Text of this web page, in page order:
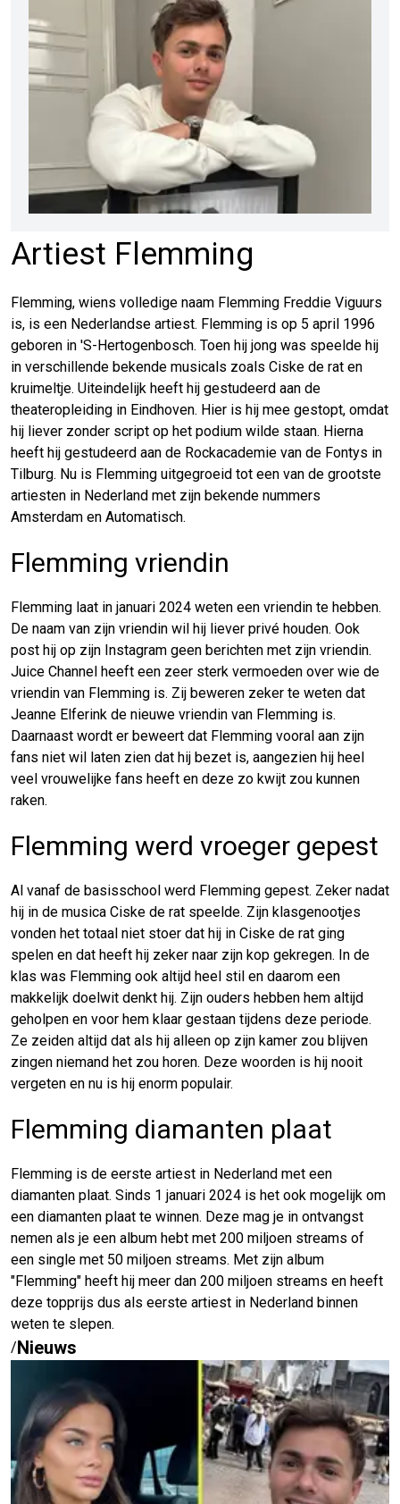
Artiest Flemming
Flemming, wiens volledige naam Flemming Freddie Viguurs
is, is een Nederlandse artiest. Flemming is op 5 april 1996
geboren in 'S-Hertogenbosch. Toen hij jong was speelde hij
in verschillende bekende musicals zoals Ciske de rat en
kruimeltje. Uiteindelijk heeft hij gestudeerd aan de
theateropleiding in Eindhoven. Hier is hij mee gestopt, omdat
hij liever zonder script op het podium wilde staan. Hierna
heeft hij gestudeerd aan de Rockacademie van de Fontys in
Tilburg. Nu is Flemming uitgegroeid tot een van de grootste
artiesten in Nederland met zijn bekende nummers
Amsterdam en Automatisch.
Flemming vriendin
Flemming laat in januari 2024 weten een vriendin te hebben.
De naam van zijn vriendin wil hij liever privé houden. Ook
post hij op zijn Instagram geen berichten met zijn vriendin.
Juice Channel heeft een zeer sterk vermoeden over wie de
vriendin van Flemming is. Zij beweren zeker te weten dat
Jeanne Elferink de nieuwe vriendin van Flemming is.
Daarnaast wordt er beweert dat Flemming vooral aan zijn
fans niet wil laten zien dat hij bezet is, aangezien hij heel
veel vrouwelijke fans heeft en deze zo kwijt zou kunnen
raken.
Flemming werd vroeger gepest
Al vanaf de basisschool werd Flemming gepest. Zeker nadat
hij in de musica Ciske de rat speelde. Zijn klasgenootjes
vonden het totaal niet stoer dat hij in Ciske de rat ging
spelen en dat heeft hij zeker naar zijn kop gekregen. In de
klas was Flemming ook altijd heel stil en daarom een
makkelijk doelwit denkt hij. Zijn ouders hebben hem altijd
geholpen en voor hem klaar gestaan tijdens deze periode.
Ze zeiden altijd dat als hij alleen op zijn kamer zou blijven
zingen niemand het zou horen. Deze woorden is hij nooit
vergeten en nu is hij enorm populair.
Flemming diamanten plaat
Flemming is de eerste artiest in Nederland met een
diamanten plaat. Sinds 1 januari 2024 is het ook mogelijk om
een diamanten plaat te winnen. Deze mag je in ontvangst
nemen als je een album hebt met 200 miljoen streams of
een single met 50 miljoen streams. Met zijn album
"Flemming" heeft hij meer dan 200 miljoen streams en heeft
deze topprijs dus als eerste artiest in Nederland binnen
weten te slepen.
/Nieuws